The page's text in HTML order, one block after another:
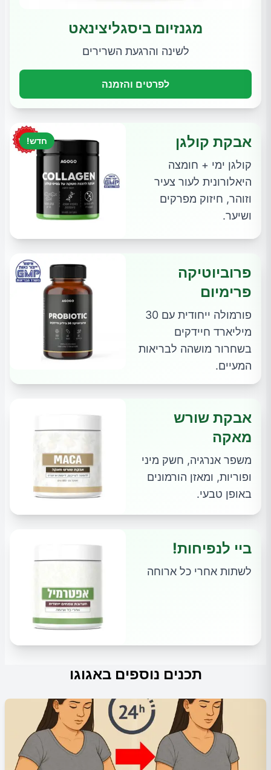
מגנזיום ביסגליצינאט
לשינה והרגעת השרירים
לפרטים והזמנה
חדש! אבקת קולגן
קולגן ימי + חומצה
היאלורונית לעור צעיר
וזוהר, חיזוק מפרקים
ושיער.
פרוביוטיקה
פרימיום
פורמולה ייחודית עם 30
מיליארד חיידקים
בשחרור מושהה לבריאות
המעיים.
אבקת שורש
מאקה
משפר אנרגיה, חשק מיני
ופוריות, ומאזן הורמונים
באופן טבעי.
ביי לנפיחות!
לשתות אחרי כל ארוחה
תכנים נוספים באגוגו